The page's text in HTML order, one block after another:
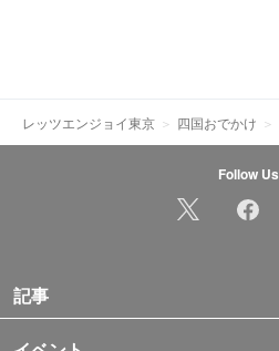
レッツエンジョイ東京 四国おでかけ
Follow Us
記事